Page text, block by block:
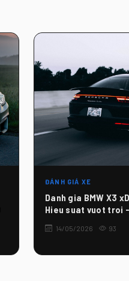
ĐÁNH GIÁ XE
Danh gia BMW X3
Hieu suat vuot troi
14/05/2026 93